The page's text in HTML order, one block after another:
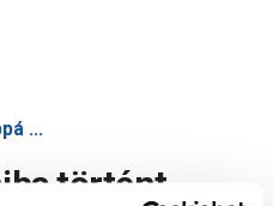
...
történt